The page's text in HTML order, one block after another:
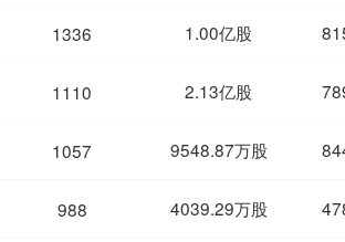
1336 1.00亿股
1110 2.13亿股
1057 9548.87万股
988 4039.29万股